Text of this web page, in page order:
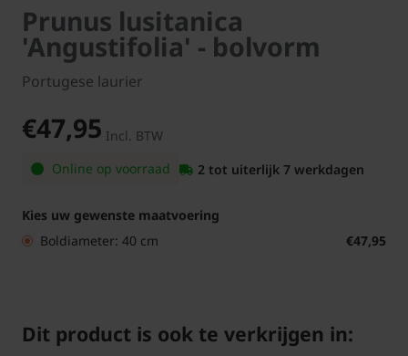
Prunus lusitanica
'Angustifolia' - bolvorm
Portugese laurier
€47,95 Incl. BTW
Online op voorraad
2 tot uiterlijk 7 werkdagen
Kies uw gewenste maatvoering
Boldiameter: 40 cm
€47,95
Dit product is ook te verkrijgen in: